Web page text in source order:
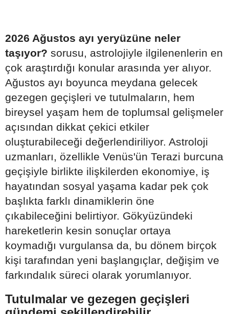
2026 Ağustos ayı yeryüzüne neler
taşıyor? sorusu, astrolojiyle ilgilenenlerin en
çok araştırdığı konular arasında yer alıyor.
Ağustos ayı boyunca meydana gelecek
gezegen geçişleri ve tutulmaların, hem
bireysel yaşam hem de toplumsal gelişmeler
açısından dikkat çekici etkiler
oluşturabileceği değerlendiriliyor. Astroloji
uzmanları, özellikle Venüs'ün Terazi burcuna
geçişiyle birlikte ilişkilerden ekonomiye, iş
hayatından sosyal yaşama kadar pek çok
başlıkta farklı dinamiklerin öne
çıkabileceğini belirtiyor. Gökyüzündeki
hareketlerin kesin sonuçlar ortaya
koymadığı vurgulansa da, bu dönem birçok
kişi tarafından yeni başlangıçlar, değişim ve
farkındalık süreci olarak yorumlanıyor.
Tutulmalar ve gezegen geçişleri